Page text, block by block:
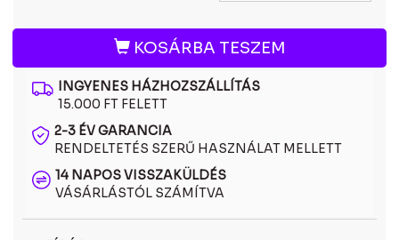
KOSÁRBA TESZEM
INGYENES HÁZHOZSZÁLLÍTÁS
15.000 FT FELETT
2-3 ÉV GARANCIA
RENDELTETÉS SZERŰ HASZNÁLAT MELLETT
14 NAPOS VISSZAKÜLDÉS
VÁSÁRLÁSTÓL SZÁMÍTVA